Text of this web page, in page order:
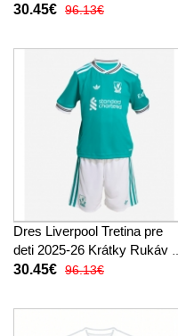
trenírky)
30.45€ 96.13€
Dres Liverpool Tretina pre
deti 2025-26 Krátky Rukáv (+
trenírky)
30.45€ 96.13€